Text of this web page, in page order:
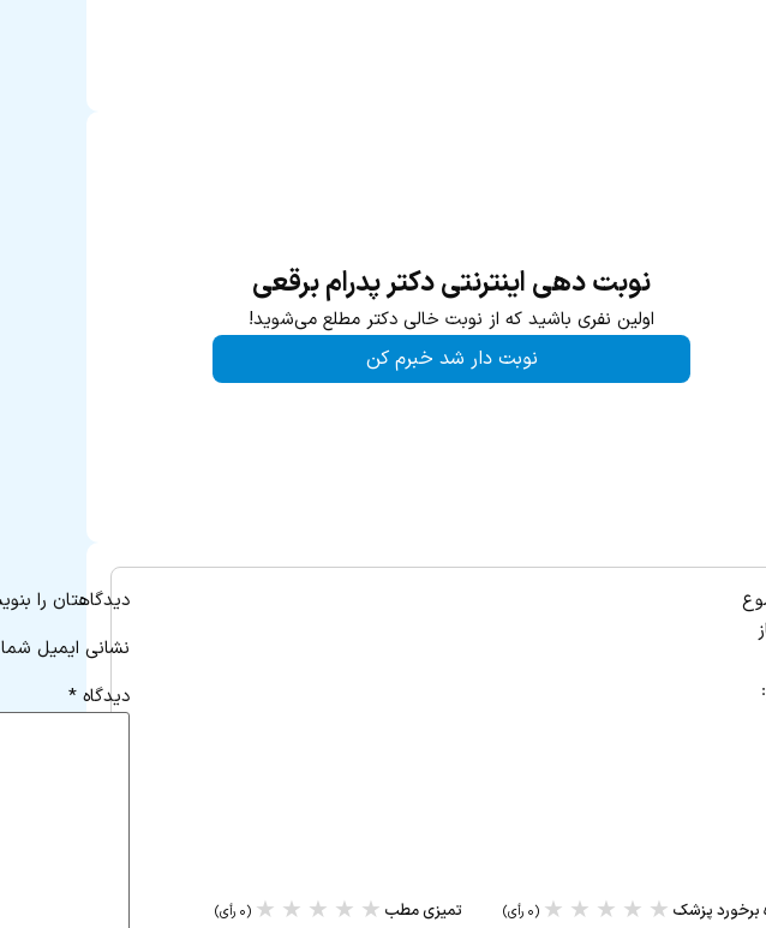
نوبت دهی اینترنتی دکتر پدرام برقعی
اولین نفری باشید که از نوبت خالی دکتر مطلع می‌شوید!
نوبت دار شد خبرم کن
برخورد پزشک ★
★
★
★
★ (۰ رأی) تمیزی مطب ★
★
★
★
★ (۰ رأی)
دیدگاهتان را
نشانی ایمیل
دیدگاه *